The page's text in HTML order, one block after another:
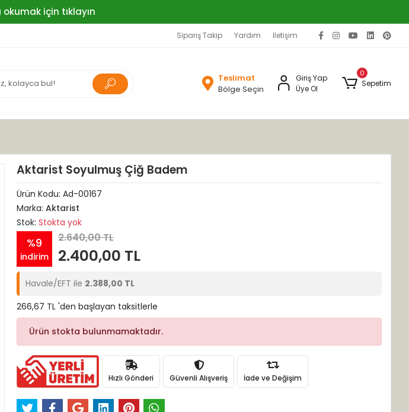
okumak için tıklayın
Sipariş Takip Yardım İletişim
Teslimat
Bölge Seçin
Giriş Yap
Üye Ol
0
Sepetim
Aktarist Soyulmuş Çiğ Badem
Ürün Kodu: Ad-00167
Marka: Aktarist
Stok: Stokta yok
%9
indirim
2.640,00 TL
2.400,00 TL
Havale/EFT ile 2.388,00 TL
266,67 TL 'den başlayan taksitlerle
Ürün stokta bulunmamaktadır.
Hızlı Gönderi Güvenli Alışveriş İade ve Değişim